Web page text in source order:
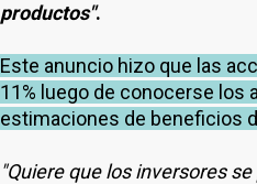
productos".
Este anuncio hizo que las
11% luego de conocerse los
estimaciones de beneficios
"Quiere que los inversores